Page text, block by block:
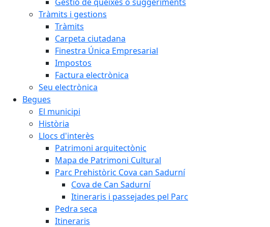
Tràmits i gestions
Tràmits
Carpeta ciutadana
Finestra Única Empresarial
Impostos
Factura electrònica
Seu electrònica
Begues
El municipi
Història
Llocs d'interès
Patrimoni arquitectònic
Mapa de Patrimoni Cultural
Parc Prehistòric Cova can Sadurní
Cova de Can Sadurní
Itineraris i passejades pel Parc
Pedra seca
Itineraris